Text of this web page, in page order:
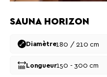
SAUNA HORIZON
Diamètre180 / 210 cm
Longueur150 - 300 cm